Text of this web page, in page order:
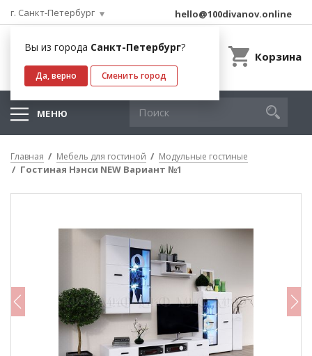
г. Санкт-Петербург
Вы из города Санкт-Петербург?
Да, верно Сменить город
hello@100divanov.online
Корзина
МЕНЮ
Главная Мебель для гостиной Модульные гостиные
Гостиная Нэнси NEW Вариант №1